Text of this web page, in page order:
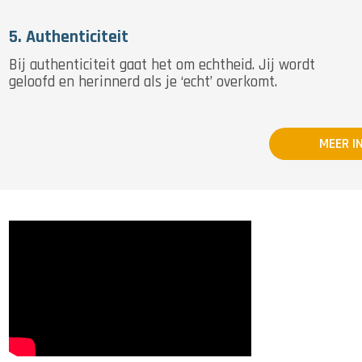
5. Authenticiteit
Bij authenticiteit gaat het om echtheid. Jij wordt
geloofd en herinnerd als je ‘echt’ overkomt.
MEER